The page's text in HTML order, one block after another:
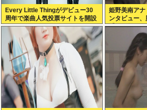
Every Little Thingがデビュー30
周年で楽曲人気投票サイトを開設
俺はもちろんFace the Changeに
入れてきたぞ
姫野美南ア
ンタビュー、
【GIF動画あ